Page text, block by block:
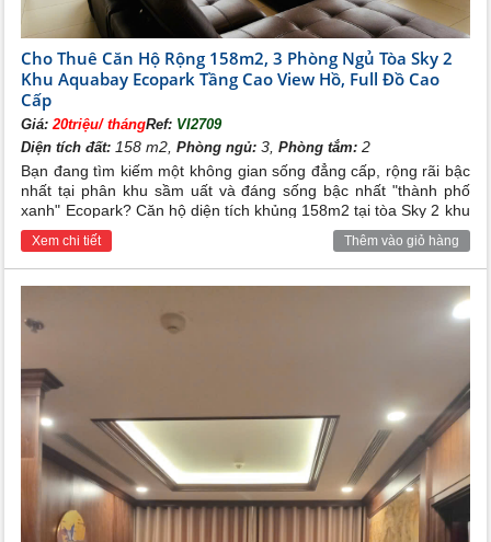
Cho Thuê Căn Hộ Rộng 158m2, 3 Phòng Ngủ Tòa Sky 2
Khu Aquabay Ecopark Tầng Cao View Hồ, Full Đồ Cao
Cấp
Giá:20triệu/ thángRef: VI2709
Diện tích đất: 158 m2,Phòng ngủ: 3,Phòng tắm: 2
Bạn đang tìm kiếm một không gian sống đẳng cấp, rộng rãi bậc
nhất tại phân khu sầm uất và đáng sống bậc nhất "thành phố
xanh" Ecopark? Căn hộ diện tích khủng 158m2 tại tòa Sky 2 khu
Aquabay Ecopark sở hữu vị trí tầng cao view hồ thoáng đạt, full
nội thất sang trọng chính là lựa chọn hoàn hảo cho gia đình đa
thế hệ hoặc các chuyên gia nước ngoài.
Xem chi tiết Thêm vào giỏ hàng